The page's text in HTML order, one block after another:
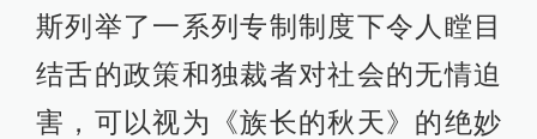
斯列举了一系列专制制度下令人瞠目
结舌的政策和独裁者对社会的无情迫
害，可以视为《族长的秋天》的绝妙